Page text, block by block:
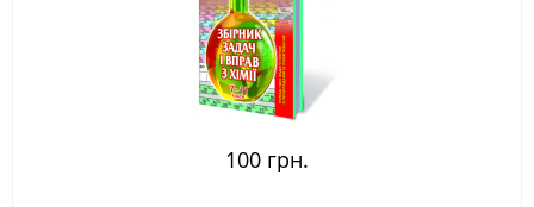
100 грн.